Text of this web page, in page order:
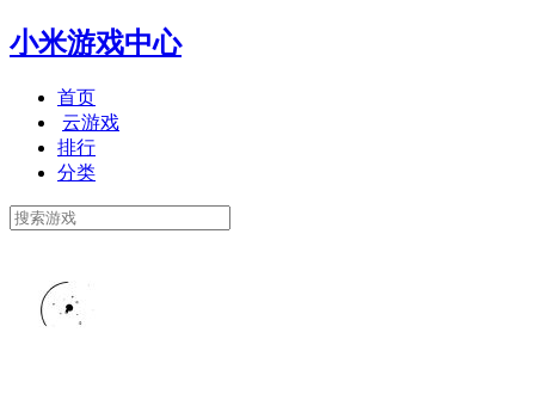
小米游戏中心
首页
云游戏
排行
分类